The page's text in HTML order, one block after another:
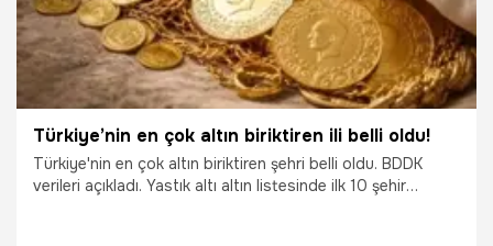
Türkiye’nin en çok altın biriktiren ili belli oldu!
Türkiye'nin en çok altın biriktiren şehri belli oldu. BDDK
verileri açıkladı. Yastık altı altın listesinde ilk 10 şehir